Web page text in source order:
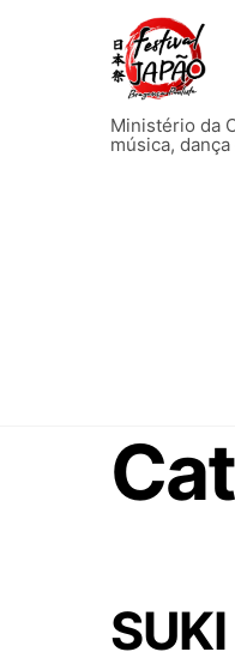
Ministério da
música,
SUKI